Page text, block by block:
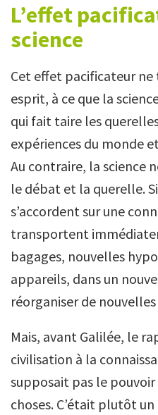
L’effet
science
Cet effet pacificateur
esprit, à ce que la
qui fait taire les
expériences du monde
Au contraire, la science
le débat et la querelle.
s’accordent sur une
transportent
bagages, nouvelles
appareils, dans un
réorganiser de
Mais, avant Galilée, le
civilisation à la
supposait pas le pouvoir
choses. C’était plutôt